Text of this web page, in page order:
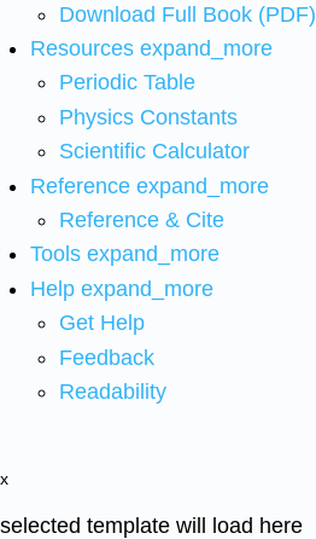
Download Full Book (PDF)
Resources expand_more
Periodic Table
Physics Constants
Scientific Calculator
Reference expand_more
Reference & Cite
Tools expand_more
Help expand_more
Get Help
Feedback
Readability
x
selected template will load here